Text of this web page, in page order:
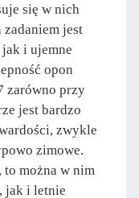
się w nich
jest
i ujemne
opon
zarówno przy
jest bardzo
zwykle
zimowe.
można w nim
jak i letnie